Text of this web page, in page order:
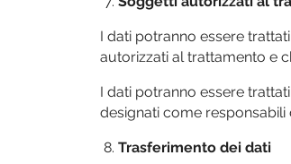
I dati potranno essere
autorizzati al trattamento e
I dati potranno essere
designati come responsabili
Trasferimento dei dati